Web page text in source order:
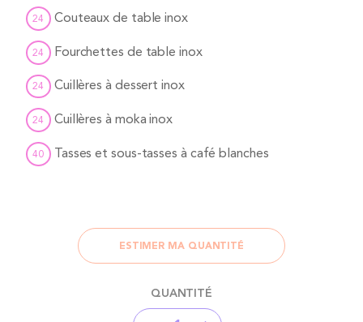
24 Couteaux de table inox
24 Fourchettes de table inox
24 Cuillères à dessert inox
24 Cuillères à moka inox
40 Tasses et sous-tasses à café blanches
ESTIMER MA QUANTITÉ
QUANTITÉ